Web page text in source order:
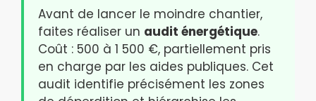
Avant de lancer le moindre chantier,
faites réaliser un audit énergétique.
Coût : 500 à 1 500 €, partiellement pris
en charge par les aides publiques. Cet
audit identifie précisément les zones